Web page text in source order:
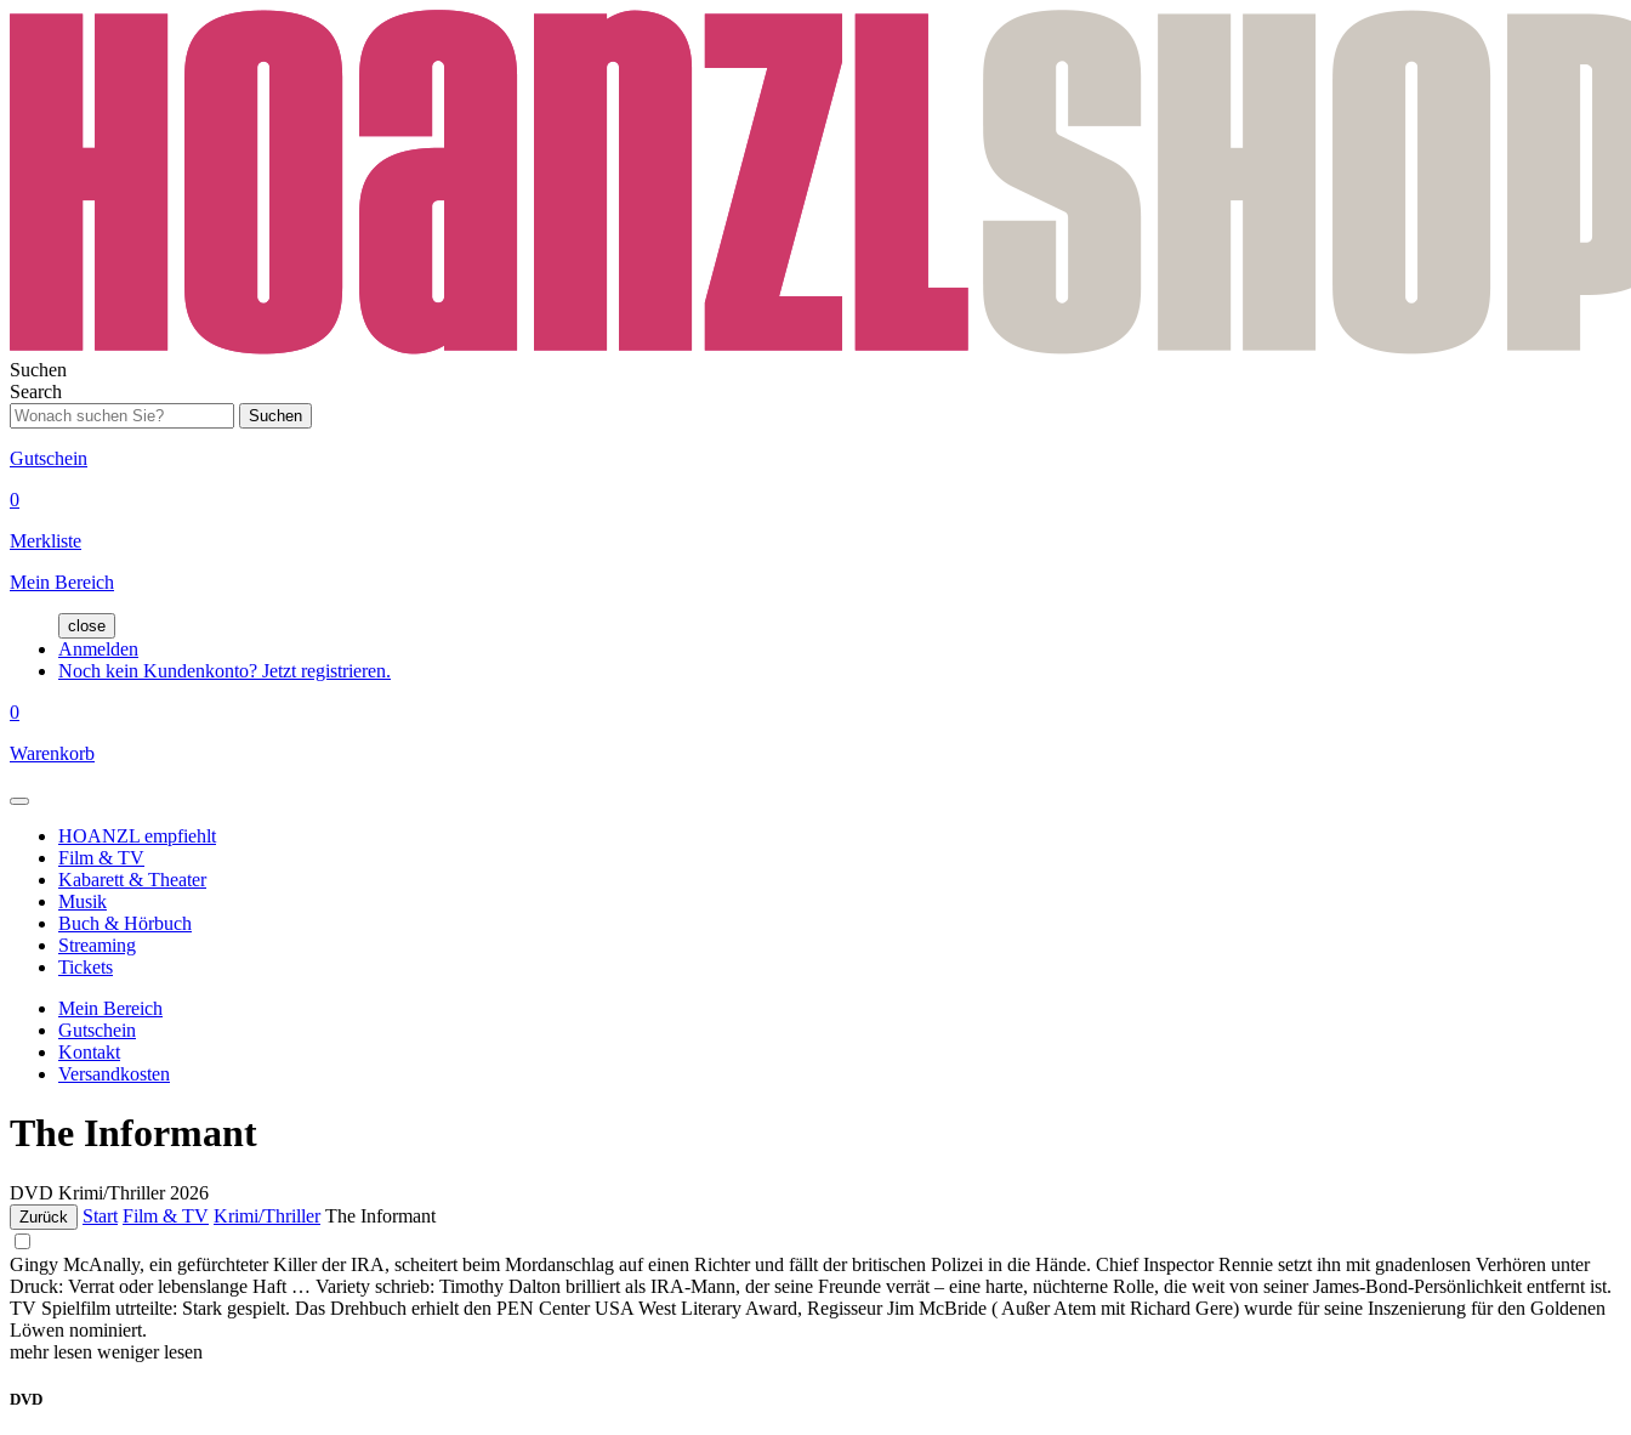
Suchen
Search
Suchen
Gutschein
0
Merkliste
Mein Bereich
close
Anmelden
Noch kein Kundenkonto? Jetzt registrieren.
0
Warenkorb
HOANZL empfiehlt
Film & TV
Kabarett & Theater
Musik
Buch & Hörbuch
Streaming
Tickets
Mein Bereich
Gutschein
Kontakt
Versandkosten
The Informant
DVD Krimi/Thriller 2026
Zurück Start Film & TV Krimi/Thriller The Informant
Gingy McAnally, ein gefürchteter Killer der IRA, scheitert beim Mordanschlag auf einen Richter und fällt der britischen Polizei in die Hände. Chief Inspector Rennie setzt ihn mit gnadenlosen Verhören unter
Druck: Verrat oder lebenslange Haft … Variety schrieb: Timothy Dalton brilliert als IRA-Mann, der seine Freunde verrät – eine harte, nüchterne Rolle, die weit von seiner James-Bond-Persönlichkeit entfernt ist.
TV Spielfilm utrteilte: Stark gespielt. Das Drehbuch erhielt den PEN Center USA West Literary Award, Regisseur Jim McBride ( Außer Atem mit Richard Gere) wurde für seine Inszenierung für den Goldenen
Löwen nominiert.
mehr lesen weniger lesen
DVD